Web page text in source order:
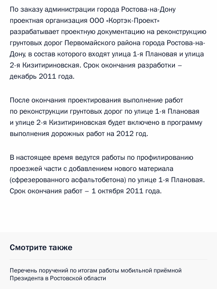
По заказу администрации города Ростова-на-Дону
проектная организация ООО «Кортэк-Проект»
разрабатывает проектную документацию на реконструкцию
грунтовых дорог Первомайского района города Ростова-на-
Дону, в состав которого входят улица 1-я Плановая и улица
2-я Кизитириновская. Срок окончания разработки –
декабрь 2011 года.
После окончания проектирования выполнение работ
по реконструкции грунтовых дорог по улице 1-я Плановая
и улице 2-я Кизитириновская будет включено в программу
выполнения дорожных работ на 2012 год.
В настоящее время ведутся работы по профилированию
проезжей части с добавлением нового материала
(сфрезерованного асфальтобетона) по улице 1-я Плановая.
Срок окончания работ – 1 октября 2011 года.
Смотрите также
Перечень поручений по итогам работы мобильной приёмной
Президента в Ростовской области